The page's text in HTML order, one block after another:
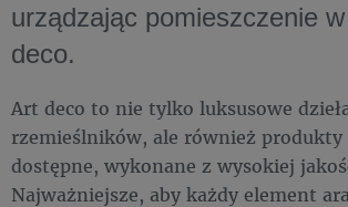
urządzając pomieszczenie
deco.
Art deco to nie tylko luksusowe
rzemieślników, ale również produkty
dostępne, wykonane z wysokiej
Najważniejsze, aby każdy element